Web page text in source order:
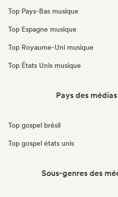
Top Pays-Bas musique
Top Espagne musique
Top Royaume-Uni musique
Top États Unis musique
Pays des
Top gospel brésil
Top gospel états unis
Sous-genres des